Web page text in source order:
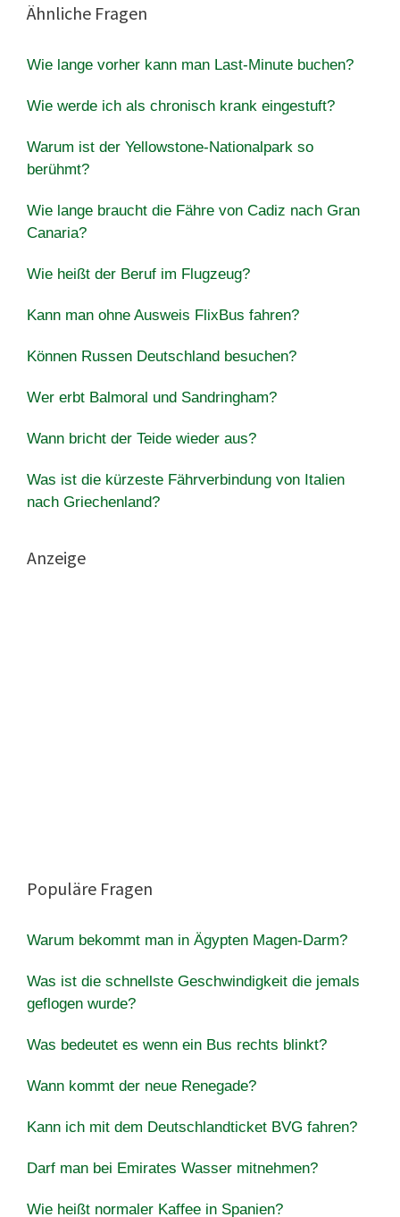
Ähnliche Fragen
Wie lange vorher kann man Last-Minute buchen?
Wie werde ich als chronisch krank eingestuft?
Warum ist der Yellowstone-Nationalpark so
berühmt?
Wie lange braucht die Fähre von Cadiz nach Gran
Canaria?
Wie heißt der Beruf im Flugzeug?
Kann man ohne Ausweis FlixBus fahren?
Können Russen Deutschland besuchen?
Wer erbt Balmoral und Sandringham?
Wann bricht der Teide wieder aus?
Was ist die kürzeste Fährverbindung von Italien
nach Griechenland?
Anzeige
Populäre Fragen
Warum bekommt man in Ägypten Magen-Darm?
Was ist die schnellste Geschwindigkeit die jemals
geflogen wurde?
Was bedeutet es wenn ein Bus rechts blinkt?
Wann kommt der neue Renegade?
Kann ich mit dem Deutschlandticket BVG fahren?
Darf man bei Emirates Wasser mitnehmen?
Wie heißt normaler Kaffee in Spanien?